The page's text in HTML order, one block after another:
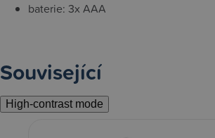
baterie: 3x AAA
Související
High-contrast mode